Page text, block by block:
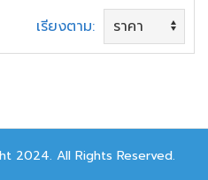
เรียงตาม:
2024. All Rights Reserved.